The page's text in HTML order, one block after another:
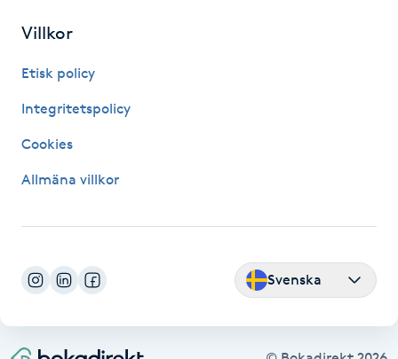
Pedikyr
Permanent
Personal shopper
Villkor
Etisk policy
Integritetspolicy
Cookies
Allmäna villkor
Svenska